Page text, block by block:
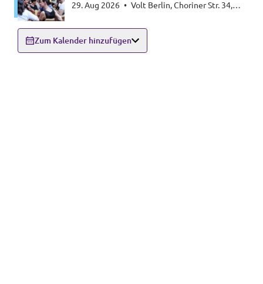
29. Aug 2026 •
Zum Kalender hinzufügen